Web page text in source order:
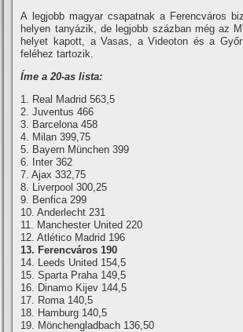
A legjobb magyar csapatnak a Ferencváros
helyen tanyázik, de legjobb százban még az
helyet kapott, a Vasas, a Videoton és a
feléhez tartozik.
Íme a 20-as lista:
1. Real Madrid 563,5
2. Juventus 466
3. Barcelona 458
4. Milan 399,75
5. Bayern München 399
6. Inter 362
7. Ajax 332,75
8. Liverpool 300,25
9. Benfica 299
10. Anderlecht 231
11. Manchester United 220
12. Atlético Madrid 196
13. Ferencváros 190
14. Leeds United 154,5
15. Sparta Praha 149,5
16. Dinamo Kijev 144,5
17. Roma 140,5
18. Hamburg 140,5
19. Mönchengladbach 136,50